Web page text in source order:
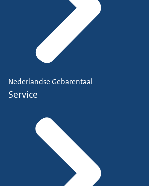
Nederlandse Gebarentaal
Service